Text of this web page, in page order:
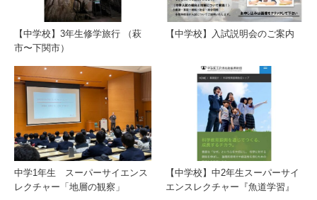
【中学校】3年生修学旅行 （萩
市〜下関市）
【中学校】入試説明会のご案内
中学1年生 スーパーサイエンス
レクチャー「地層の観察」
【中学校】中2年生スーパーサイ
エンスレクチャー『魚道学習』